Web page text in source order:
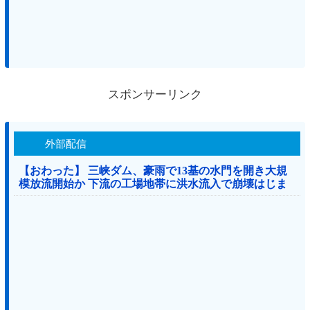
スポンサーリンク
外部配信
【おわった】 三峡ダム、豪雨で13基の水門を開き大規
模放流開始か 下流の工場地帯に洪水流入で崩壊はじま
る